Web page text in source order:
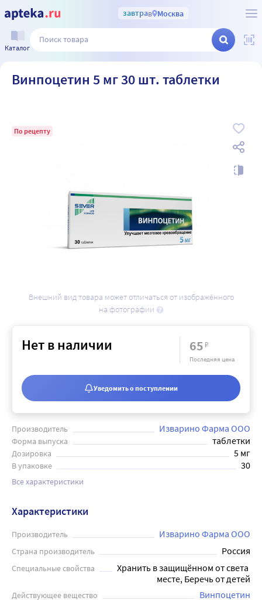
завтрав Москва
Каталог
Винпоцетин 5 мг 30 шт. таблетки
По рецепту
Внешний вид товара может отличаться от изображённого
на фотографии
Производитель Изварино Фарма ООО
Форма выпуска таблетки
Дозировка 5 мг
В упаковке 30
Все характеристики
Нет в наличии 65₽
Последняя цена
Уведомить о поступлении
Характеристики
Производитель Изварино Фарма ООО
Страна производитель Россия
Специальные свойства
Хранить в защищённом от света
месте, Беречь от детей
Действующее вещество Винпоцетин